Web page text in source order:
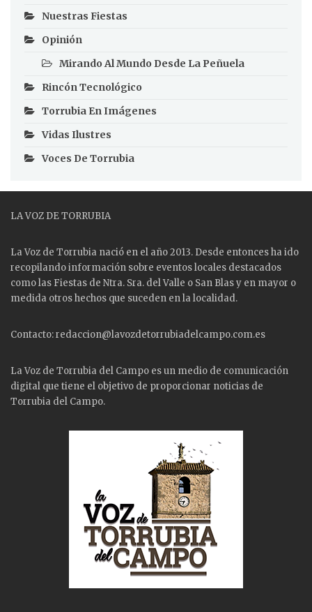
Nuestras Fiestas
Opinión
Mirando Al Mundo Desde La Peñuela
Rincón Tecnológico
Torrubia En Imágenes
Vidas Ilustres
Voces De Torrubia
LA VOZ DE TORRUBIA
La Voz de Torrubia nació en el año 2013. Desde entonces ha ido
recopilando información sobre eventos locales destacados
como las Fiestas de Ntra. Sra. del Valle o San Blas y en mayor o
medida otros hechos que suceden en la localidad.
Contacto: redaccion@lavozdetorrubiadelcampo.com.es
La Voz de Torrubia del Campo es un medio de comunicación
digital que tiene el objetivo de proporcionar noticias de
Torrubia del Campo.